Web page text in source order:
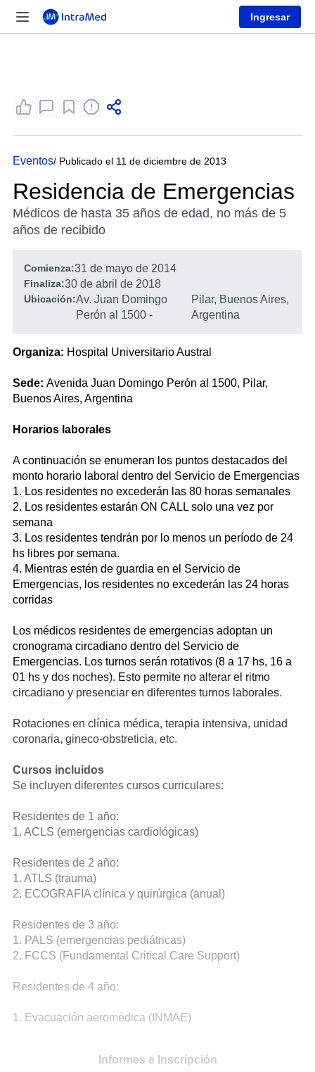
Ingresar
Eventos/ Publicado el 11 de diciembre de 2013
Residencia de Emergencias
Médicos de hasta 35 años de edad, no más de 5
años de recibido
Comienza:31 de mayo de 2014
Finaliza:30 de abril de 2018
Ubicación:Av. Juan Domingo
Perón al 1500 -
Pilar, Buenos Aires,
Argentina
Organiza: Hospital Universitario Austral
Sede: Avenida Juan Domingo Perón al 1500, Pilar,
Buenos Aires, Argentina
Horarios laborales
A continuación se enumeran los puntos destacados del
monto horario laboral dentro del Servicio de Emergencias
1. Los residentes no excederán las 80 horas semanales
2. Los residentes estarán ON CALL solo una vez por
semana
3. Los residentes tendrán por lo menos un período de 24
hs libres por semana.
4. Mientras estén de guardia en el Servicio de
Emergencias, los residentes no excederán las 24 horas
corridas
Los médicos residentes de emergencias adoptan un
cronograma circadiano dentro del Servicio de
Emergencias. Los turnos serán rotativos (8 a 17 hs, 16 a
01 hs y dos noches). Esto permite no alterar el ritmo
circadiano y presenciar en diferentes turnos laborales.
Rotaciones en clínica médica, terapia intensiva, unidad
coronaria, gineco-obstreticia, etc.
Cursos incluidos
Se incluyen diferentes cursos curriculares:
Residentes de 1 año:
1. ACLS (emergencias cardiológicas)
Residentes de 2 año:
1. ATLS (trauma)
2. ECOGRAFIA clínica y quirúrgica (anual)
Residentes de 3 año:
1. PALS (emergencias pediátricas)
2. FCCS (Fundamental Critical Care Support)
Residentes de 4 año:
1. Evacuación aeromédica (INMAE)
Informes e Inscripción